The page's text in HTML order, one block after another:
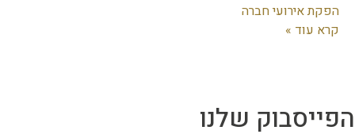
הפקת אירועי חברה
קרא עוד »
שלנו